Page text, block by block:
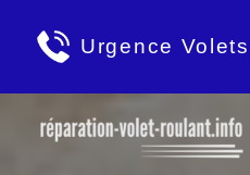
Urgence